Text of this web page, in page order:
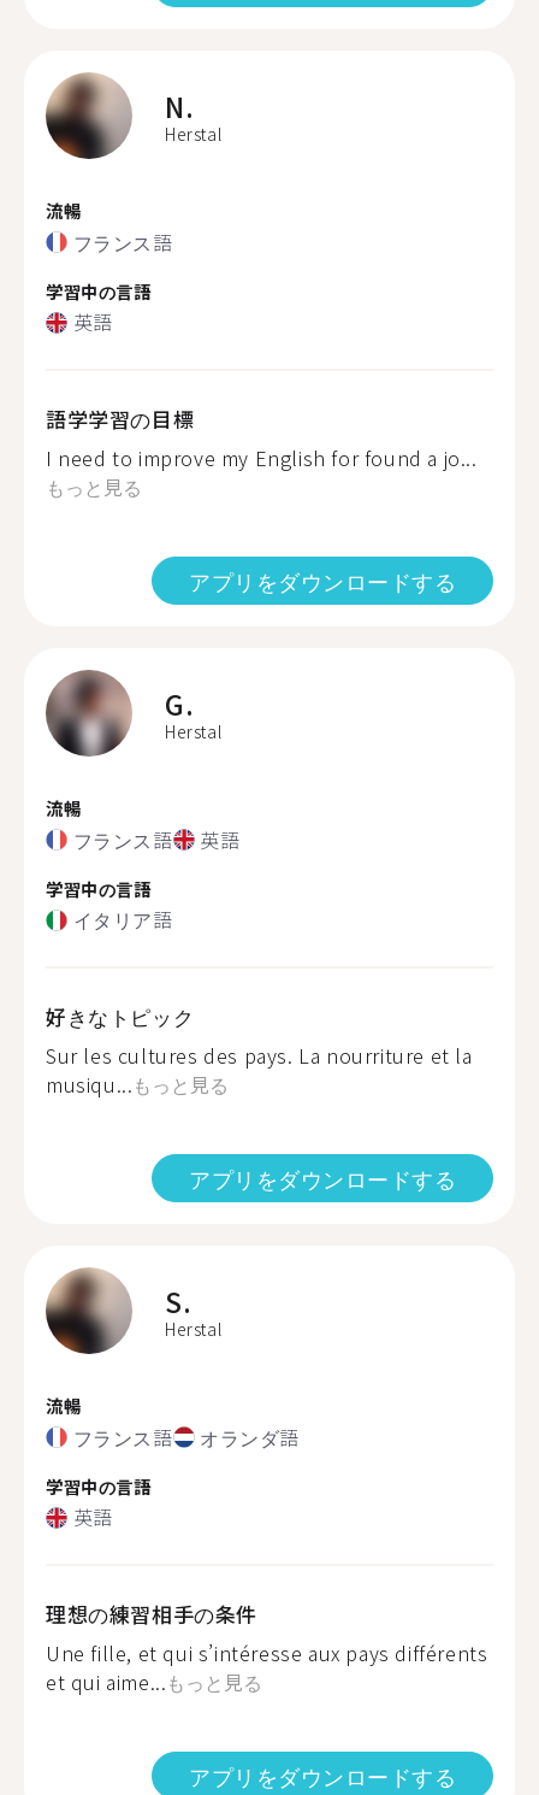
N.
Herstal
流暢
フランス語
学習中の言語
英語
語学学習の目標
I need to improve my English for found a jo...
もっと見る
アプリをダウンロードする
G.
Herstal
流暢
フランス語 英語
学習中の言語
イタリア語
好きなトピック
Sur les cultures des pays. La nourriture et la
musiqu...もっと見る
アプリをダウンロードする
S.
Herstal
流暢
フランス語 オランダ語
学習中の言語
英語
理想の練習相手の条件
Une fille, et qui s’intéresse aux pays différents
et qui aime...もっと見る
アプリをダウンロードする